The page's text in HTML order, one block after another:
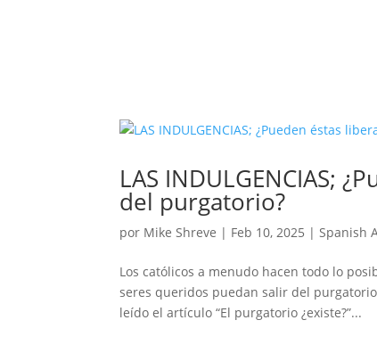
LAS INDULGENCIAS;
del purgatorio?
por Mike Shreve | Feb 10, 2025 |Spanish
Los católicos a menudo hacen todo lo
seres queridos puedan salir del
leído el artículo “El purgatorio ¿existe?”...